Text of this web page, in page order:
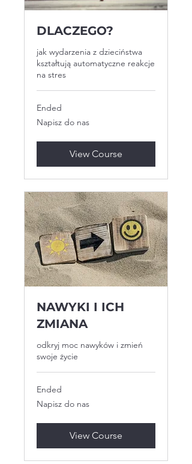
DLACZEGO?
jak wydarzenia z dzieciństwa
kształtują automatyczne reakcje
na stres
Ended
Napisz
do
Napisz do nas
View Course
NAWYKI I ICH
ZMIANA
odkryj moc nawyków i zmień
swoje życie
Ended
Napisz
do
Napisz do nas
View Course